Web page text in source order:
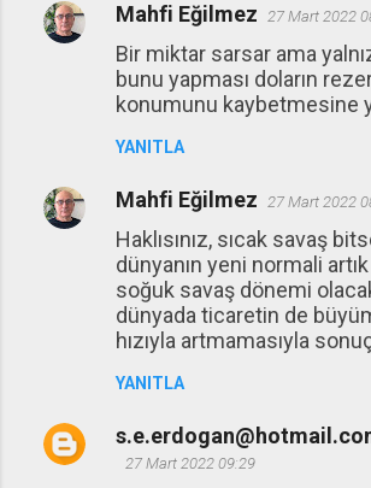
Mahfi Eğilmez 27 Mart 2022
Bir miktar sarsar ama
bunu yapması doların
konumunu kaybetmesine
YANITLA
Mahfi Eğilmez 27 Mart 2022
Haklısınız, sıcak savaş
dünyanın yeni normali
soğuk savaş dönemi
dünyada ticaretin de
hızıyla artmamasıyla
YANITLA
27 Mart 2022 09:29